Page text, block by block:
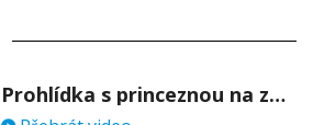
Prohlídka s princeznou na zámku Stekník